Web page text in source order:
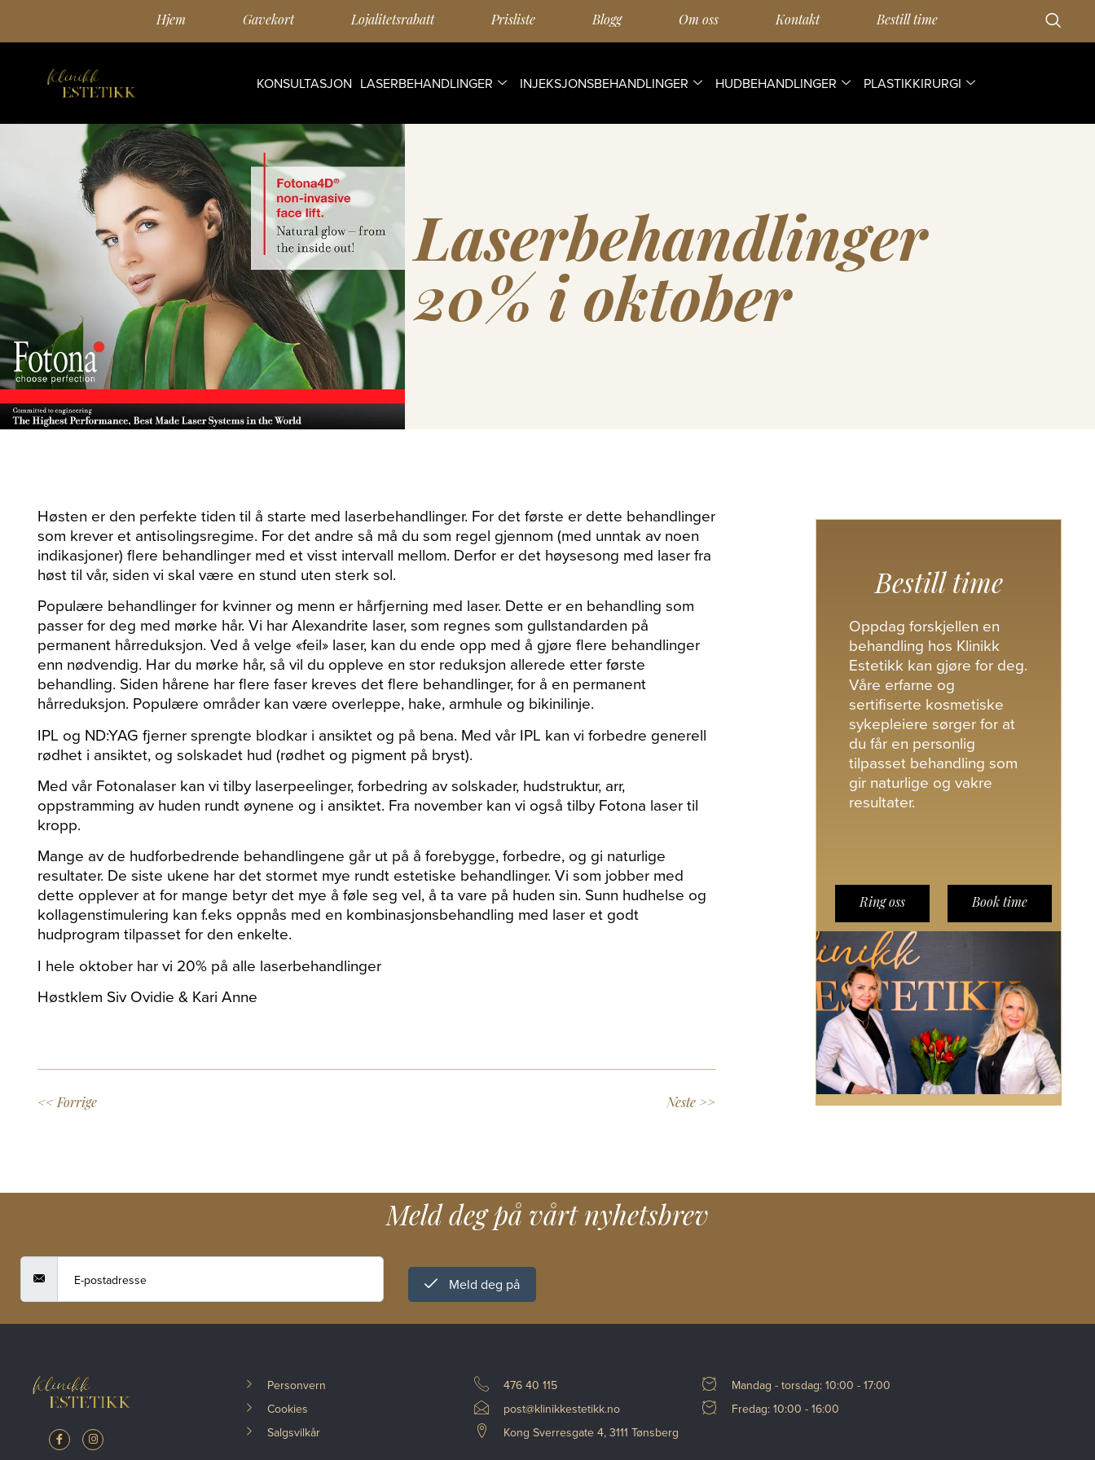
Hjem Gavekort Lojalitetsrabatt Prisliste Blogg Om oss Kontakt Bestill time
KONSULTASJON LASERBEHANDLINGER INJEKSJONSBEHANDLINGER HUDBEHANDLINGER PLASTIKKIRURGI
Laserbehandlinger
20% i oktober
Høsten er den perfekte tiden til å starte med laserbehandlinger. For det første er dette behandlinger
som krever et antisolingsregime. For det andre så må du som regel gjennom (med unntak av noen
indikasjoner) flere behandlinger med et visst intervall mellom. Derfor er det høysesong med laser fra
høst til vår, siden vi skal være en stund uten sterk sol.
Populære behandlinger for kvinner og menn er hårfjerning med laser. Dette er en behandling som
passer for deg med mørke hår. Vi har Alexandrite laser, som regnes som gullstandarden på
permanent hårreduksjon. Ved å velge «feil» laser, kan du ende opp med å gjøre flere behandlinger
enn nødvendig. Har du mørke hår, så vil du oppleve en stor reduksjon allerede etter første
behandling. Siden hårene har flere faser kreves det flere behandlinger, for å en permanent
hårreduksjon. Populære områder kan være overleppe, hake, armhule og bikinilinje.
IPL og ND:YAG fjerner sprengte blodkar i ansiktet og på bena. Med vår IPL kan vi forbedre generell
rødhet i ansiktet, og solskadet hud (rødhet og pigment på bryst).
Med vår Fotonalaser kan vi tilby laserpeelinger, forbedring av solskader, hudstruktur, arr,
oppstramming av huden rundt øynene og i ansiktet. Fra november kan vi også tilby Fotona laser til
kropp.
Mange av de hudforbedrende behandlingene går ut på å forebygge, forbedre, og gi naturlige
resultater. De siste ukene har det stormet mye rundt estetiske behandlinger. Vi som jobber med
dette opplever at for mange betyr det mye å føle seg vel, å ta vare på huden sin. Sunn hudhelse og
kollagenstimulering kan f.eks oppnås med en kombinasjonsbehandling med laser et godt
hudprogram tilpasset for den enkelte.
I hele oktober har vi 20% på alle laserbehandlinger
Høstklem Siv Ovidie & Kari Anne
<< Forrige Neste >>
Bestill time
Oppdag forskjellen en
behandling hos Klinikk
Estetikk kan gjøre for deg.
Våre erfarne og
sertifiserte kosmetiske
sykepleiere sørger for at
du får en personlig
tilpasset behandling som
gir naturlige og vakre
resultater.
Ring oss Book time
Meld deg på vårt nyhetsbrev
Meld deg på
Personvern
Cookies
Salgsvilkår
476 40 115
post@klinikkestetikk.no
Kong Sverresgate 4, 3111 Tønsberg
Mandag - torsdag: 10:00 - 17:00
Fredag: 10:00 - 16:00